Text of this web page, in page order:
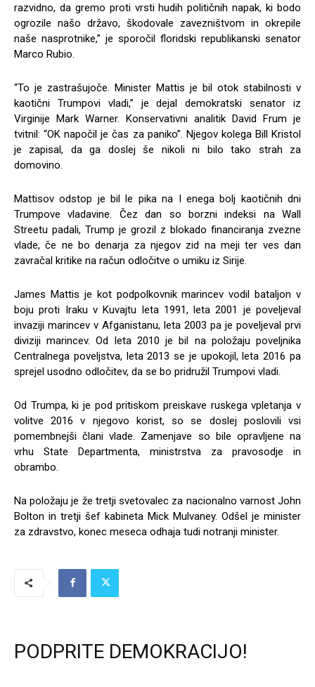
razvidno, da gremo proti vrsti hudih političnih napak, ki bodo
ogrozile našo državo, škodovale zavezništvom in okrepile
naše nasprotnike,” je sporočil floridski republikanski senator
Marco Rubio.
“To je zastrašujoče. Minister Mattis je bil otok stabilnosti v
kaotični Trumpovi vladi,” je dejal demokratski senator iz
Virginije Mark Warner. Konservativni analitik David Frum je
tvitnil: “OK napočil je čas za paniko”. Njegov kolega Bill Kristol
je zapisal, da ga doslej še nikoli ni bilo tako strah za
domovino.
Mattisov odstop je bil le pika na I enega bolj kaotičnih dni
Trumpove vladavine. Čez dan so borzni indeksi na Wall
Streetu padali, Trump je grozil z blokado financiranja zvezne
vlade, če ne bo denarja za njegov zid na meji ter ves dan
zavračal kritike na račun odločitve o umiku iz Sirije.
James Mattis je kot podpolkovnik marincev vodil bataljon v
boju proti Iraku v Kuvajtu leta 1991, leta 2001 je poveljeval
invaziji marincev v Afganistanu, leta 2003 pa je poveljeval prvi
diviziji marincev. Od leta 2010 je bil na položaju poveljnika
Centralnega poveljstva, leta 2013 se je upokojil, leta 2016 pa
sprejel usodno odločitev, da se bo pridružil Trumpovi vladi.
Od Trumpa, ki je pod pritiskom preiskave ruskega vpletanja v
volitve 2016 v njegovo korist, so se doslej poslovili vsi
pomembnejši člani vlade. Zamenjave so bile opravljene na
vrhu State Departmenta, ministrstva za pravosodje in
obrambo.
Na položaju je že tretji svetovalec za nacionalno varnost John
Bolton in tretji šef kabineta Mick Mulvaney. Odšel je minister
za zdravstvo, konec meseca odhaja tudi notranji minister.
PODPRITE DEMOKRACIJO!